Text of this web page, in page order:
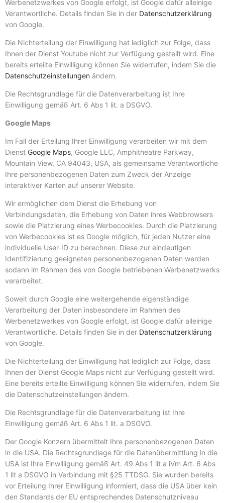
Werbenetzwerkes von Google erfolgt, ist Google dafür alleinige
Verantwortliche. Details finden Sie in der Datenschutzerklärung
von Google.
Die Nichterteilung der Einwilligung hat lediglich zur Folge, dass
Ihnen der Dienst Youtube nicht zur Verfügung gestellt wird. Eine
bereits erteilte Einwilligung können Sie widerrufen, indem Sie die
Datenschutzeinstellungen ändern.
Die Rechtsgrundlage für die Datenverarbeitung ist Ihre
Einwilligung gemäß Art. 6 Abs 1 lit. a DSGVO.
Google Maps
Im Fall der Erteilung Ihrer Einwilligung verarbeiten wir mit dem
Dienst Google Maps, Google LLC, Amphitheatre Parkway,
Mountain View, CA 94043, USA, als gemeinsame Verantwortliche
Ihre personenbezogenen Daten zum Zweck der Anzeige
interaktiver Karten auf unserer Website.
Wir ermöglichen dem Dienst die Erhebung von
Verbindungsdaten, die Erhebung von Daten ihres Webbrowsers
sowie die Platzierung eines Werbecookies. Durch die Platzierung
von Werbecookies ist es Google möglich, für jeden Nutzer eine
individuelle User-ID zu berechnen. Diese zur eindeutigen
Identifizierung geeigneten personenbezogenen Daten werden
sodann im Rahmen des von Google betriebenen Werbenetzwerks
verarbeitet.
Soweit durch Google eine weitergehende eigenständige
Verarbeitung der Daten insbesondere im Rahmen des
Werbenetzwerkes von Google erfolgt, ist Google dafür alleinige
Verantwortliche. Details finden Sie in der Datenschutzerklärung
von Google.
Die Nichterteilung der Einwilligung hat lediglich zur Folge, dass
Ihnen der Dienst Google Maps nicht zur Verfügung gestellt wird.
Eine bereits erteilte Einwilligung können Sie widerrufen, indem Sie
die Datenschutzeinstellungen ändern.
Die Rechtsgrundlage für die Datenverarbeitung ist Ihre
Einwilligung gemäß Art. 6 Abs 1 lit. a DSGVO.
Der Google Konzern übermittelt Ihre personenbezogenen Daten
in die USA. Die Rechtsgrundlage für die Datenübermittlung in die
USA ist Ihre Einwilligung gemäß Art. 49 Abs 1 lit a iVm Art. 6 Abs
1 lit a DSGVO in Verbindung mit §25 TTDSG. Sie wurden bereits
vor Erteilung Ihrer Einwilligung informiert, dass die USA über kein
den Standards der EU entsprechendes Datenschutzniveau